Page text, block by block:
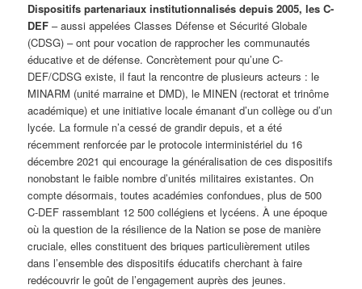
Dispositifs partenariaux institutionnalisés depuis 2005, les C-
DEF– aussi appelées Classes Défense et Sécurité Globale
(CDSG) – ont pour vocation de rapprocher les communautés
éducative et de défense. Concrètement pour qu’une C-
DEF/CDSG existe, il faut la rencontre de plusieurs acteurs : le
MINARM (unité marraine et DMD), le MINEN (rectorat et trinôme
académique) et une initiative locale émanant d’un collège ou d’un
lycée. La formule n’a cessé de grandir depuis, et a été
récemment renforcée par le protocole interministériel du 16
décembre 2021 qui encourage la généralisation de ces dispositifs
nonobstant le faible nombre d’unités militaires existantes. On
compte désormais, toutes académies confondues, plus de 500
C-DEF rassemblant 12 500 collégiens et lycéens. À une époque
où la question de la résilience de la Nation se pose de manière
cruciale, elles constituent des briques particulièrement utiles
dans l’ensemble des dispositifs éducatifs cherchant à faire
redécouvrir le goût de l’engagement auprès des jeunes.